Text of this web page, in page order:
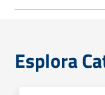
Esplora